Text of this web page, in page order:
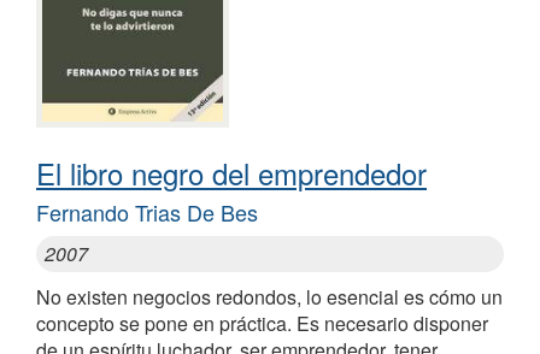
El libro negro del emprendedor
Fernando Trias De Bes
2007
No existen negocios redondos, lo esencial es cómo un
concepto se pone en práctica. Es necesario disponer